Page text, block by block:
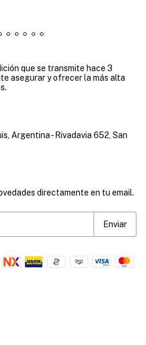
que se transmite hace 3
asegurar y ofrecer la más alta
Argentina - Rivadavia 652, San
directamente en tu email.